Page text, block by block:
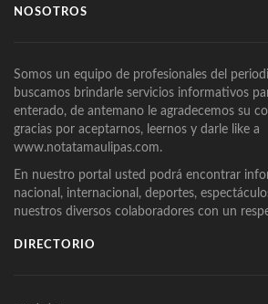
NOSOTROS
Somos un equipo de profesionales del
buscamos brindarle servicios informativos
enterado, de antemano le agradecemos su
gracias por aceptarnos, leernos y darle like a
www.notatamaulipas.com.
En nuestro portal usted podrá encontrar
nacional, internacional, deportes,
nuestros diversos colaboradores con un
DIRECTORIO